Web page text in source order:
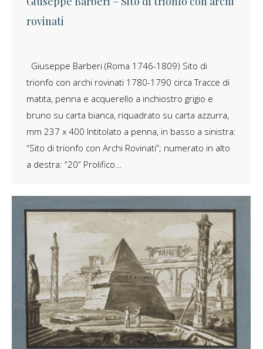
rovinati
Giuseppe Barberi (Roma 1746-1809) Sito di
trionfo con archi rovinati 1780-1790 circa Tracce di
matita, penna e acquerello a inchiostro grigio e
bruno su carta bianca, riquadrato su carta azzurra,
mm 237 x 400 Intitolato a penna, in basso a sinistra:
“Sito di trionfo con Archi Rovinati”; numerato in alto
a destra: “20” Prolifico…